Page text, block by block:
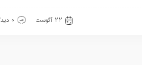
22 آگوست 0 دیدگاه